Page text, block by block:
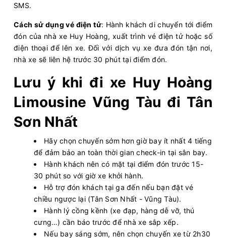
SMS.
Cách sử dụng vé điện tử: Hành khách di chuyển tới điểm
đón của nhà xe Huy Hoàng, xuất trình vé điện tử hoặc số
điện thoại để lên xe. Đối với dịch vụ xe đưa đón tận nơi,
nhà xe sẽ liên hệ trước 30 phút tại điểm đón.
Lưu ý khi đi xe Huy Hoàng
Limousine Vũng Tàu đi Tân
Sơn Nhất
Hãy chọn chuyến sớm hơn giờ bay ít nhất 4 tiếng
để đảm bảo an toàn thời gian check-in tại sân bay.
Hành khách nên có mặt tại điểm đón trước 15-
30 phút so với giờ xe khởi hành.
Hỗ trợ đón khách tại ga đến nếu bạn đặt vé
chiều ngược lại (Tân Sơn Nhất - Vũng Tàu).
Hành lý cồng kềnh (xe đạp, hàng dễ vỡ, thú
cưng…) cần báo trước để nhà xe sắp xếp.
Nếu bay sáng sớm, nên chọn chuyến xe từ 2h30